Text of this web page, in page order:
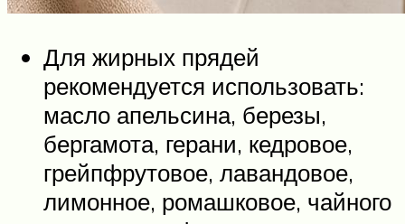
Для жирных прядей
рекомендуется использовать:
масло апельсина, березы,
бергамота, герани, кедровое,
грейпфрутовое, лавандовое,
лимонное, ромашковое, чайного